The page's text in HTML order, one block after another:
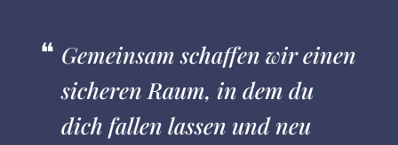
Gemeinsam schaffen wir einen
sicheren Raum, in dem du
dich fallen lassen und neu